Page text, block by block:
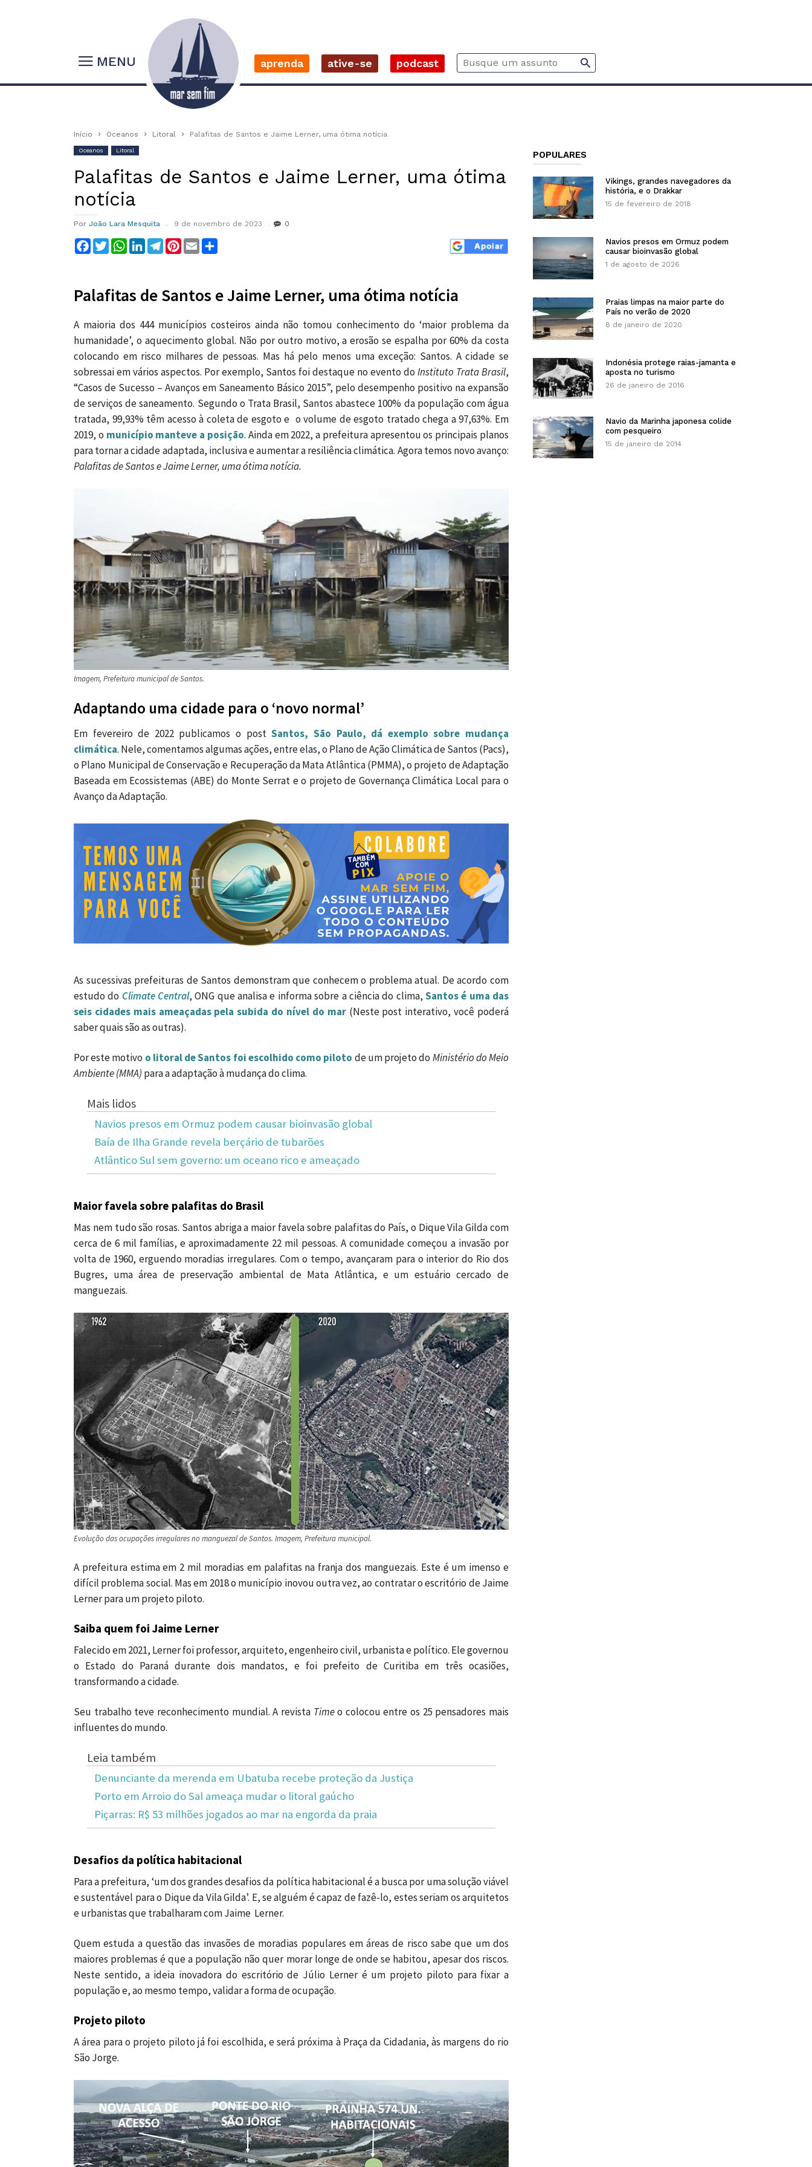
MENU aprenda ative-se podcast
Início Oceanos Litoral Palafitas de Santos e Jaime Lerner, uma ótima notícia
Oceanos Litoral
Palafitas de Santos e Jaime Lerner, uma ótima
notícia
Por João Lara Mesquita 9 de novembro de 2023 0
Facebook
TwitterWhatsApp
LinkedInTelegram
Pinterest
Email
Palafitas de Santos e Jaime Lerner, uma ótima notícia
A maioria dos 444 municípios costeiros ainda não tomou conhecimento do ‘maior problema da
humanidade’, o aquecimento global. Não por outro motivo, a erosão se espalha por 60% da costa
colocando em risco milhares de pessoas. Mas há pelo menos uma exceção: Santos. A cidade se
sobressai em vários aspectos. Por exemplo, Santos foi destaque no evento do Instituto Trata Brasil,
“Casos de Sucesso – Avanços em Saneamento Básico 2015”, pelo desempenho positivo na expansão
de serviços de saneamento. Segundo o Trata Brasil, Santos abastece 100% da população com água
tratada, 99,93% têm acesso à coleta de esgoto e o volume de esgoto tratado chega a 97,63%. Em
2019, o município manteve a posição. Ainda em 2022, a prefeitura apresentou os principais planos
para tornar a cidade adaptada, inclusiva e aumentar a resiliência climática. Agora temos novo avanço:
Palafitas de Santos e Jaime Lerner, uma ótima notícia.
Imagem, Prefeitura municipal de Santos.
Adaptando uma cidade para o ‘novo normal’
Em fevereiro de 2022 publicamos o postSantos, São Paulo, dá exemplo sobre mudança
climática. Nele, comentamos algumas ações, entre elas, o Plano de Ação Climática de Santos (Pacs),
o Plano Municipal de Conservação e Recuperação da Mata Atlântica (PMMA), o projeto de Adaptação
Baseada em Ecossistemas (ABE) do Monte Serrat e o projeto de Governança Climática Local para o
Avanço da Adaptação.
As sucessivas prefeituras de Santos demonstram que conhecem o problema atual. De acordo com
estudo do Climate Central, ONG que analisa e informa sobre a ciência do clima, Santos é uma das
seis cidades mais ameaçadas pela subida do nível do mar(Neste post interativo, você poderá
saber quais são as outras).
Por este motivo o litoral de Santos foi escolhido como piloto de um projeto do Ministério do Meio
Ambiente (MMA) para a adaptação à mudança do clima.
Mais lidos
Navios presos em Ormuz podem causar bioinvasão global
Baía de Ilha Grande revela berçário de tubarões
Atlântico Sul sem governo: um oceano rico e ameaçado
Maior favela sobre palafitas do Brasil
Mas nem tudo são rosas. Santos abriga a maior favela sobre palafitas do País, o Dique Vila Gilda com
cerca de 6 mil famílias, e aproximadamente 22 mil pessoas. A comunidade começou a invasão por
volta de 1960, erguendo moradias irregulares. Com o tempo, avançaram para o interior do Rio dos
Bugres, uma área de preservação ambiental de Mata Atlântica, e um estuário cercado de
manguezais.
Evolução das ocupações irregulares no manguezal de Santos. Imagem, Prefeitura municipal.
A prefeitura estima em 2 mil moradias em palafitas na franja dos manguezais. Este é um imenso e
difícil problema social. Mas em 2018 o município inovou outra vez, ao contratar o escritório de Jaime
Lerner para um projeto piloto.
Saiba quem foi Jaime Lerner
Falecido em 2021, Lerner foi professor, arquiteto, engenheiro civil, urbanista e político. Ele governou
o Estado do Paraná durante dois mandatos, e foi prefeito de Curitiba em três ocasiões,
transformando a cidade.
Seu trabalho teve reconhecimento mundial. A revista Timeo colocou entre os 25 pensadores mais
influentes do mundo.
Leia também
Denunciante da merenda em Ubatuba recebe proteção da Justiça
Porto em Arroio do Sal ameaça mudar o litoral gaúcho
Piçarras: R$ 53 milhões jogados ao mar na engorda da praia
Desafios da política habitacional
Para a prefeitura, ‘um dos grandes desafios da política habitacional é a busca por uma solução viável
e sustentável para o Dique da Vila Gilda’. E, se alguém é capaz de fazê-lo, estes seriam os arquitetos
e urbanistas que trabalharam com Jaime Lerner.
Quem estuda a questão das invasões de moradias populares em áreas de risco sabe que um dos
maiores problemas é que a população não quer morar longe de onde se habitou, apesar dos riscos.
Neste sentido, a ideia inovadora do escritório de Júlio Lerner é um projeto piloto para fixar a
população e, ao mesmo tempo, validar a forma de ocupação.
Projeto piloto
A área para o projeto piloto já foi escolhida, e será próxima à Praça da Cidadania, às margens do rio
São Jorge.
POPULARES
Vikings, grandes navegadores da
história, e o Drakkar
15 de fevereiro de 2018
Navios presos em Ormuz podem
causar bioinvasão global
1 de agosto de 2026
Praias limpas na maior parte do
País no verão de 2020
8 de janeiro de 2020
Indonésia protege raias-jamanta e
aposta no turismo
26 de janeiro de 2016
Navio da Marinha japonesa colide
com pesqueiro
15 de janeiro de 2014